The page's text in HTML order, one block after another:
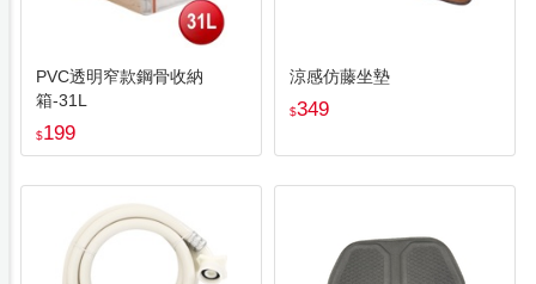
PVC透明窄款鋼骨收納
箱-31L
$199
涼感仿藤坐墊
$349